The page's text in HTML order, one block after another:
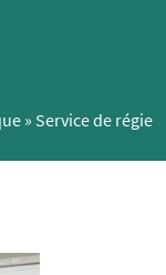
» Service de régie